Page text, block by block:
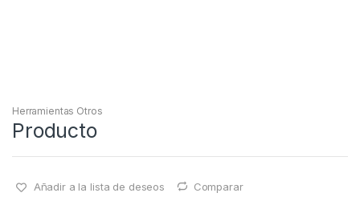
Herramientas Otros
Producto
Añadir a la lista de deseos Comparar